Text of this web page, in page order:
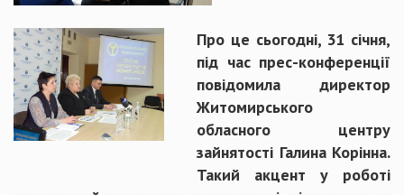
Про це сьогодні, 31 січня,
під час прес-конференції
повідомила директор
Житомирського
обласного центру
зайнятості Галина Корінна.
Такий акцент у роботі